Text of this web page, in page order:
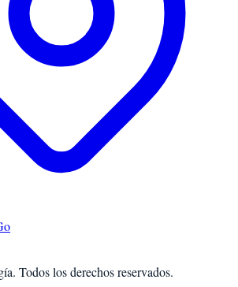
Todos los derechos reservados.